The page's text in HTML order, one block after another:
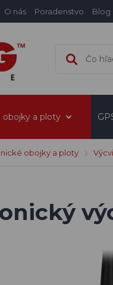
O nás Poradenstvo Blog
obojky a ploty
obojky a ploty